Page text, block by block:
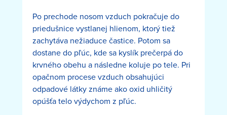
Po prechode nosom vzduch pokračuje do
priedušnice vystlanej hlienom, ktorý tiež
zachytáva nežiaduce častice. Potom sa
dostane do pľúc, kde sa kyslík prečerpá do
krvného obehu a následne koluje po tele. Pri
opačnom procese vzduch obsahujúci
odpadové látky známe ako oxid uhličitý
opúšťa telo výdychom z pľúc.